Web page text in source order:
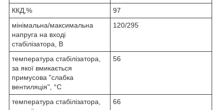
ККД,%
97
мінімальна/максимальна
напруга на вході
стабілізатора, В
120/295
температура стабілізатора,
за якої вмикається
примусова "слабка
вентиляція", °C
56
температура стабілізатора,
66